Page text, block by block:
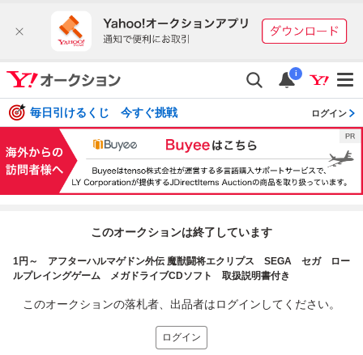
i
毎日引けるくじ 今すぐ挑戦 ログイン
このオークションは終了しています
1円～ アフターハルマゲドン外伝 魔獣闘将エクリプス SEGA セガ ロー
ルプレイングゲーム メガドライブCDソフト 取扱説明書付き
このオークションの落札者、出品者はログインしてください。
ログイン